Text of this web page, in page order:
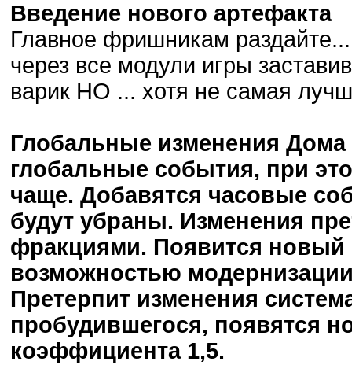
Введение нового артефакта
Главное фришникам
через все модули игры
варик НО ... хотя не самая
Глобальные изменения
глобальные события, при
чаще. Добавятся часовые
будут убраны. Изменения
фракциями. Появится
возможностью
Претерпит изменения
пробудившегося, появятся
коэффициента 1,5.